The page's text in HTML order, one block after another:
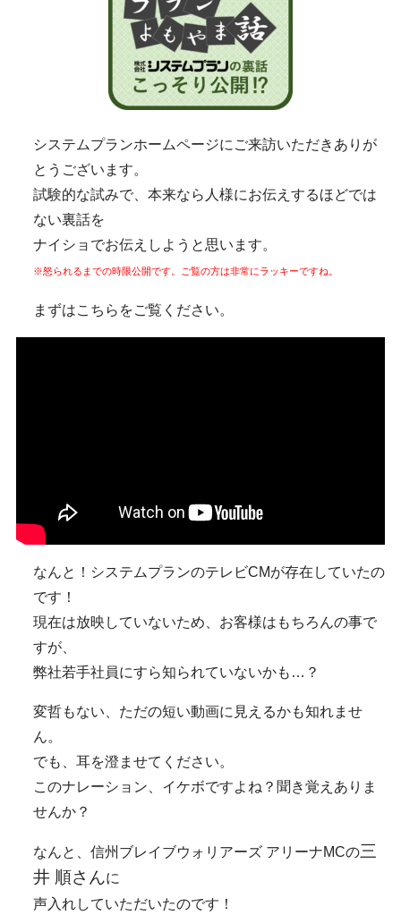
システムプランホームページにご来訪いただきありが
とうございます。
試験的な試みで、本来なら人様にお伝えするほどでは
ない裏話を
ナイショでお伝えしようと思います。
※怒られるまでの時限公開です。ご覧の方は非常にラッキーですね。
まずはこちらをご覧ください。
なんと！システムプランのテレビCMが存在していたの
です！
現在は放映していないため、お客様はもちろんの事で
すが、
弊社若手社員にすら知られていないかも…？
変哲もない、ただの短い動画に見えるかも知れませ
ん。
でも、耳を澄ませてください。
このナレーション、イケボですよね？聞き覚えありま
せんか？
なんと、信州ブレイブウォリアーズ アリーナMCの三
井 順さんに
声入れしていただいたのです！